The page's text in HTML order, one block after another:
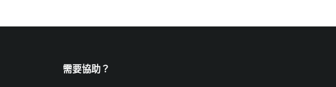
需要協助？